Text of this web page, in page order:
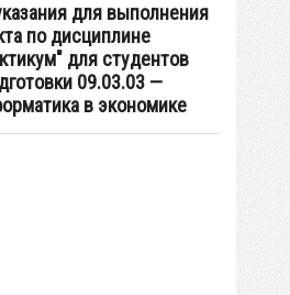
для выполнения
по дисциплине
для студентов
09.03.03 —
в экономике